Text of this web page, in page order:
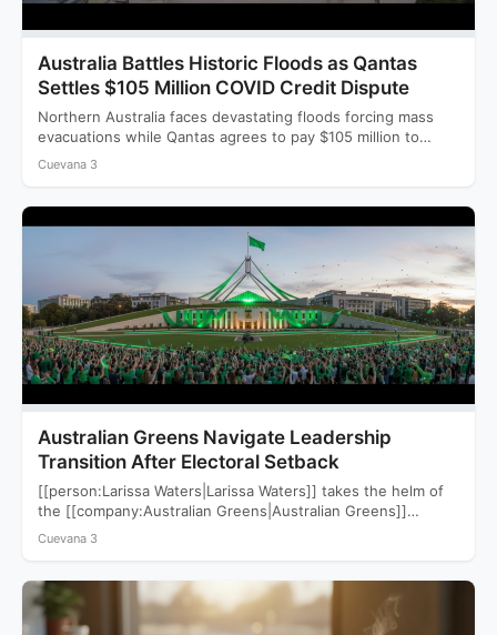
Australia Battles Historic Floods as Qantas
Settles $105 Million COVID Credit Dispute
Northern Australia faces devastating floods forcing mass
evacuations while Qantas agrees to pay $105 million to
settle a…
Cuevana 3
Australian Greens Navigate Leadership
Transition After Electoral Setback
[[person:Larissa Waters|Larissa Waters]] takes the helm of
the [[company:Australian Greens|Australian Greens]]
following a devastating 2025 election that saw…
Cuevana 3